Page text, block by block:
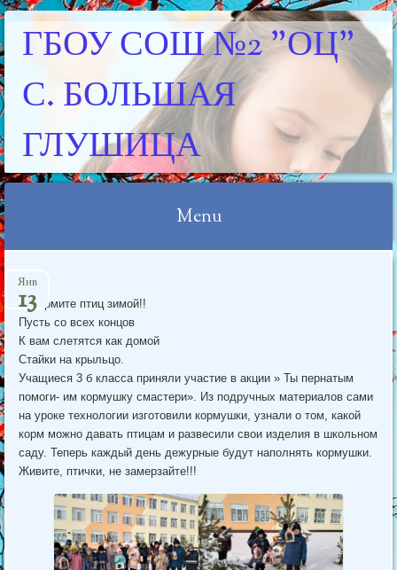
ГБОУ СОШ №2 "ОЦ"
С. БОЛЬШАЯ
ГЛУШИЦА
Menu
to
content
Янв
13
Покормите птиц зимой!!
Пусть со всех концов
К вам слетятся как домой
Стайки на крыльцо.
Учащиеся 3 б класса приняли участие в акции » Ты пернатым
помоги- им кормушку смастери». Из подручных материалов сами
на уроке технологии изготовили кормушки, узнали о том, какой
корм можно давать птицам и развесили свои изделия в школьном
саду. Теперь каждый день дежурные будут наполнять кормушки.
Живите, птички, не замерзайте!!!